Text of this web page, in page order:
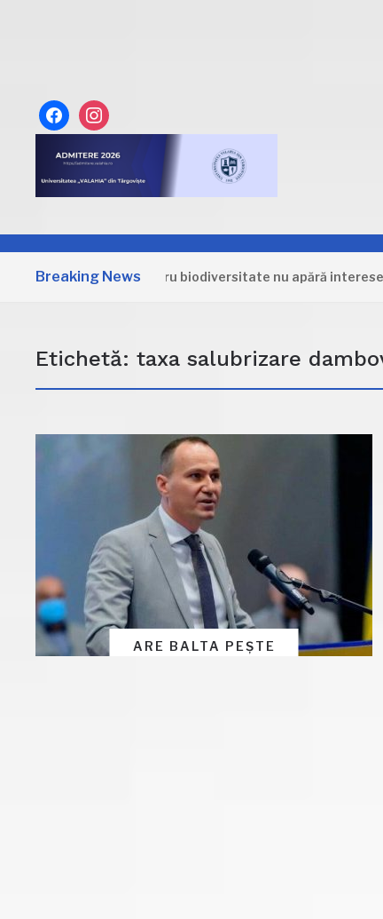
facebookinstagram
Breaking News
Strategia pentru biodiversitate nu apără interesele
Etichetă:taxa salubrizare
ARE BALTA PEȘTE